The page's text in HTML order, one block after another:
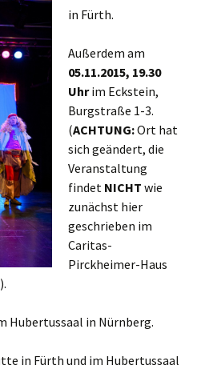
in Fürth.
Außerdem am
05.11.2015, 19.30
Uhrim Eckstein,
Burgstraße 1-3.
(ACHTUNG:Ort hat
sich geändert, die
Veranstaltung
findet NICHT wie
zunächst hier
geschrieben im
Caritas-
Pirckheimer-Haus
Hubertussaal in Nürnberg.
in Fürth und im Hubertussaal